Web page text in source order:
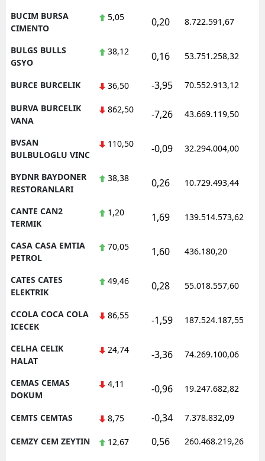
BUCIM BURSA
CIMENTO
5,05 0,20 8.722.591,67
BULGS BULLS
GSYO
38,12 0,16 53.751.258,32
BURCE BURCELIK 36,50 -3,95 70.552.913,12
BURVA BURCELIK
VANA
862,50 -7,26 43.669.119,50
BVSAN
BULBULOGLU VINC
110,50 -0,09 32.294.004,00
BYDNR BAYDONER
RESTORANLARI
38,38 0,26 10.729.493,44
CANTE CAN2
TERMIK
1,20 1,69 139.514.573,62
CASA CASA EMTIA
PETROL
70,05 1,60 436.180,20
CATES CATES
ELEKTRIK
49,46 0,28 55.018.557,60
CCOLA COCA COLA
ICECEK
86,55 -1,59 187.524.187,55
CELHA CELIK
HALAT
24,74 -3,36 74.269.100,06
CEMAS CEMAS
DOKUM
4,11 -0,96 19.247.682,82
CEMTS CEMTAS 8,75 -0,34 7.378.832,09
CEMZY CEM ZEYTIN 12,67 0,56 260.468.219,26